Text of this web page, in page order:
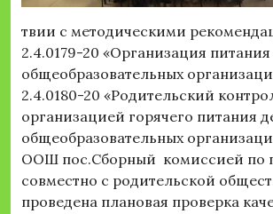
твии с методическими
2.4.0179-20 «Организация
общеобразовательных
2.4.0180-20 «Родительский
организацией горячего питания
общеобразовательных
ООШ пос.Сборный комиссией по
совместно с родительской
проведена плановая проверка